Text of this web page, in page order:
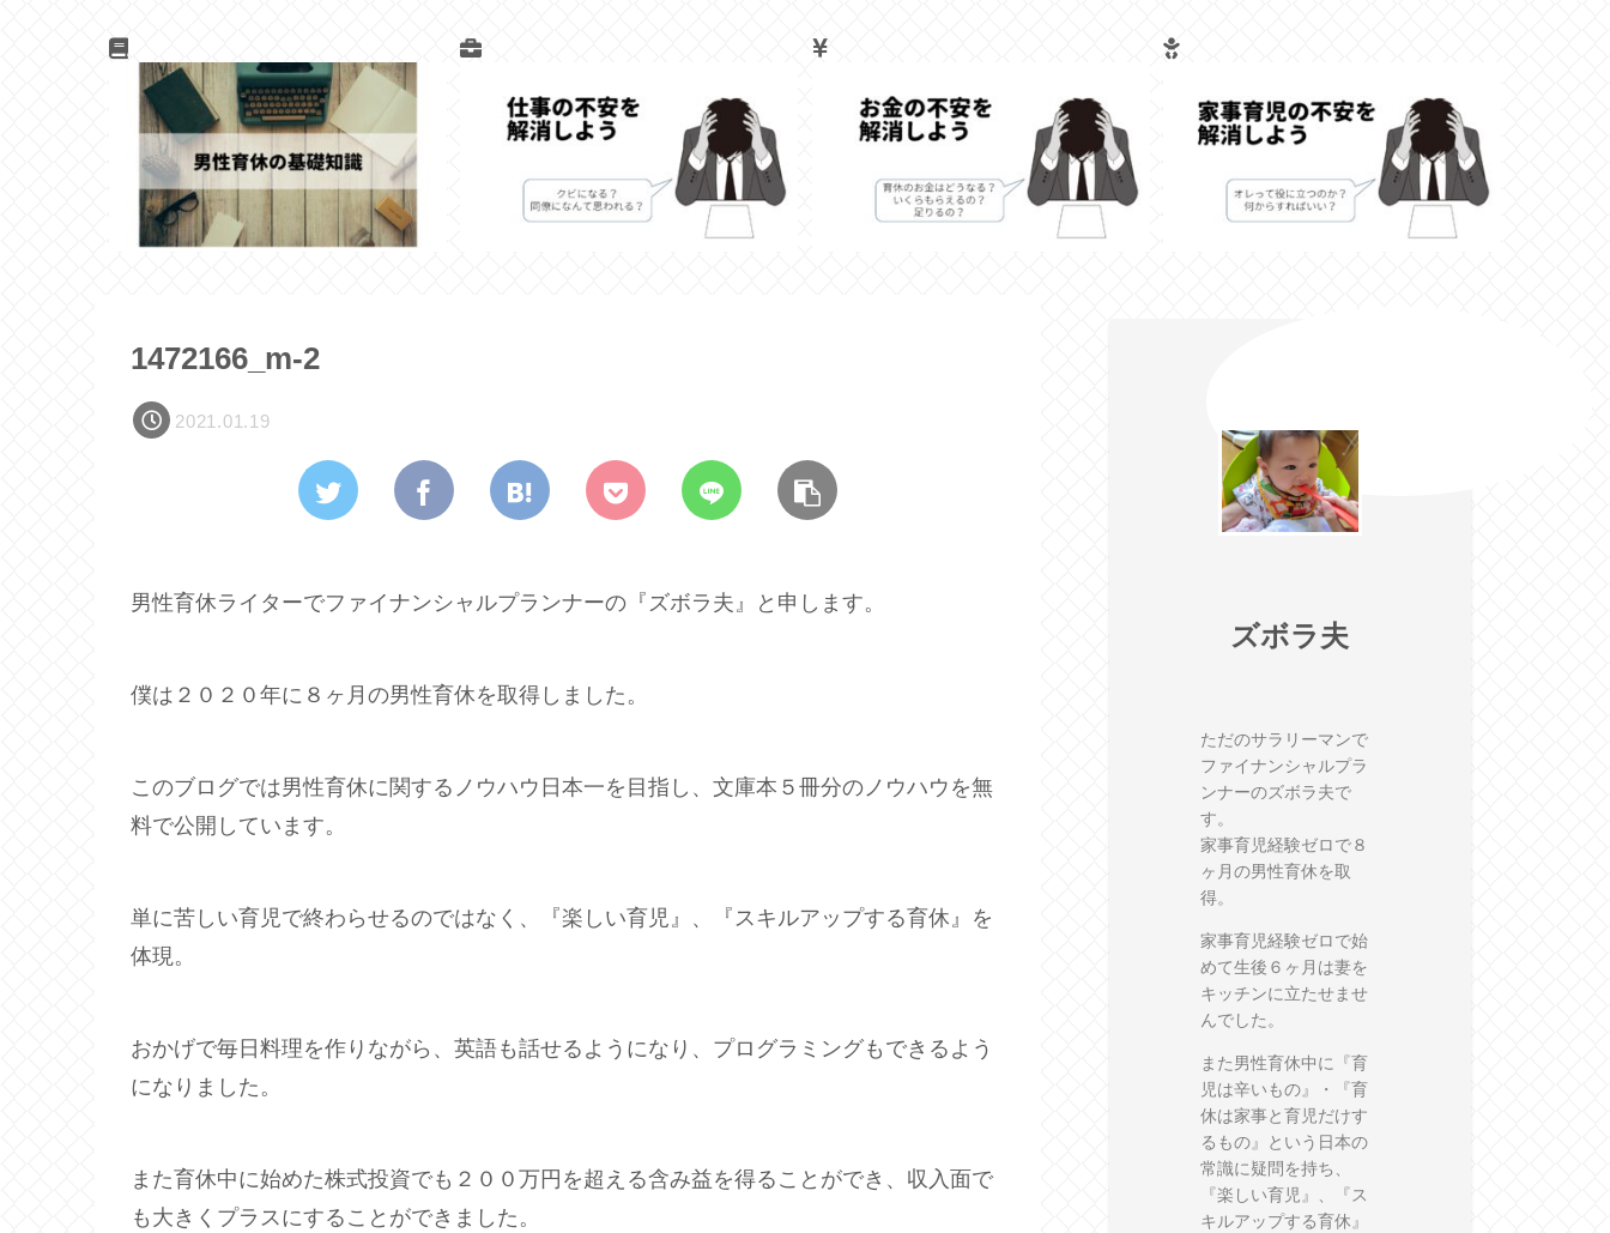
1472166_m-2
2021.01.19
男性育休ライターでファイナンシャルプランナーの『ズボラ夫』と申します。
僕は２０２０年に８ヶ月の男性育休を取得しました。
このブログでは男性育休に関するノウハウ日本一を目指し、文庫本５冊分のノウハウを無
料で公開しています。
単に苦しい育児で終わらせるのではなく、『楽しい育児』、『スキルアップする育休』を
体現。
おかげで毎日料理を作りながら、英語も話せるようになり、プログラミングもできるよう
になりました。
また育休中に始めた株式投資でも２００万円を超える含み益を得ることができ、収入面で
も大きくプラスにすることができました。
ズボラ夫
ただのサラリーマンで
ファイナンシャルプラ
ンナーのズボラ夫で
す。
家事育児経験ゼロで８
ヶ月の男性育休を取
得。
家事育児経験ゼロで始
めて生後６ヶ月は妻を
キッチンに立たせませ
んでした。
また男性育休中に『育
児は辛いもの』・『育
休は家事と育児だけす
るもの』という日本の
常識に疑問を持ち、
『楽しい育児』、『ス
キルアップする育休』